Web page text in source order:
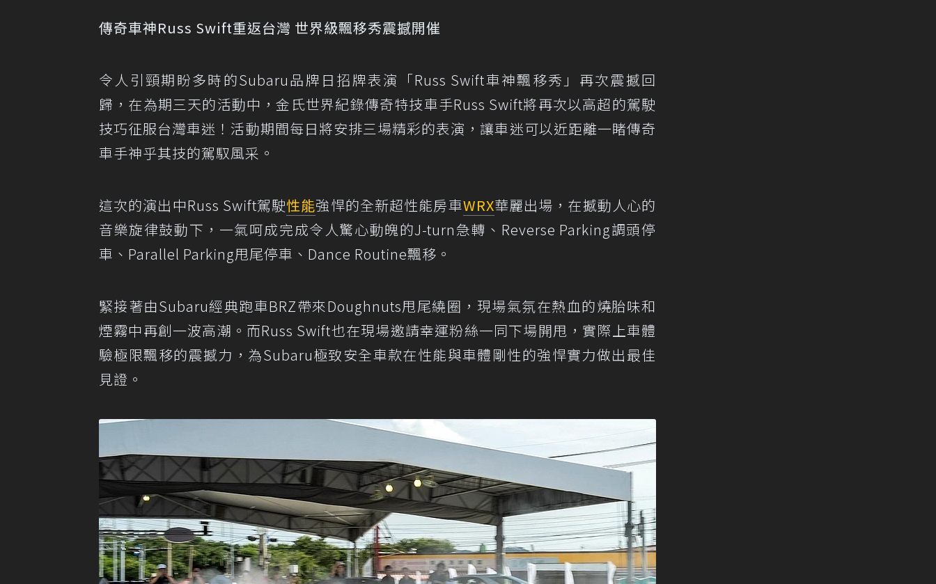
傳奇車神Russ Swift重返台灣 世界級飄移秀震撼開催
令人引頸期盼多時的Subaru品牌日招牌表演「Russ Swift車神飄移秀」再次震撼回
歸，在為期三天的活動中，金氏世界紀錄傳奇特技車手Russ Swift將再次以高超的駕駛
技巧征服台灣車迷！活動期間每日將安排三場精彩的表演，讓車迷可以近距離一睹傳奇
車手神乎其技的駕馭風采。
這次的演出中Russ Swift駕駛性能強悍的全新超性能房車WRX華麗出場，在撼動人心的
音樂旋律鼓動下，一氣呵成完成令人驚心動魄的J-turn急轉、Reverse Parking調頭停
車、Parallel Parking甩尾停車、Dance Routine飄移。
緊接著由Subaru經典跑車BRZ帶來Doughnuts甩尾繞圈，現場氣氛在熱血的燒胎味和
煙霧中再創一波高潮。而Russ Swift也在現場邀請幸運粉絲一同下場開甩，實際上車體
驗極限飄移的震撼力，為Subaru極致安全車款在性能與車體剛性的強悍實力做出最佳
見證。